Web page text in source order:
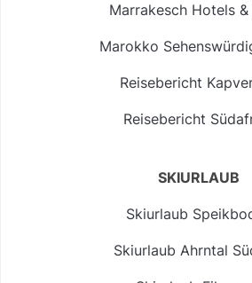
Marrakesch Hotels &
Marokko
Reisebericht
Reisebericht
SKIURLAUB
Skiurlaub
Skiurlaub Ahrntal